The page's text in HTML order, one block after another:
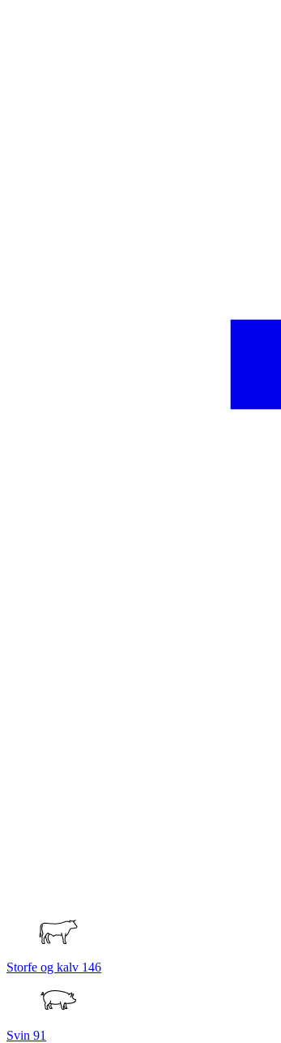
Storfe og kalv 146
Svin 91